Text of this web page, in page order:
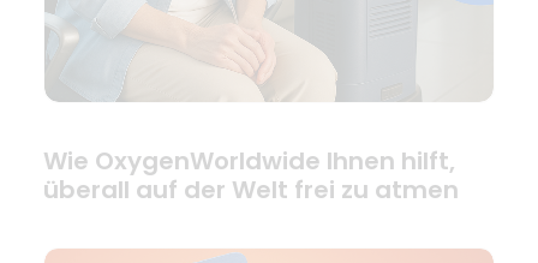
Wie OxygenWorldwide Ihnen hilft,
überall auf der Welt frei zu atmen